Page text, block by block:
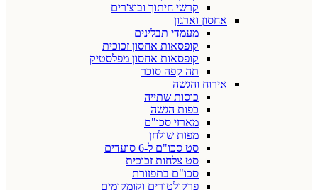
קרשי חיתוך ובוצ'רים
אחסון וארגון
מעמדי תבלינים
קופסאות אחסון זכוכית
קופסאות אחסון מפלסטיק
תה קפה סוכר
אירוח והגשה
כוסות שתייה
כפות הגשה
מארזי סכו"ם
מפות שולחן
סט סכו"ם ל-6 סועדים
סט צלחות זכוכית
סכו"ם בתפזורת
פרקולטורים וקומקומים